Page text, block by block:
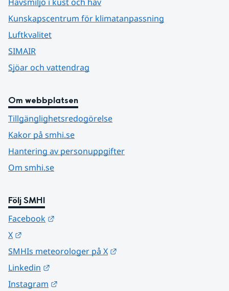
Kunskapscentrum för klimatanpassning
Luftkvalitet
SIMAIR
Sjöar och vattendrag
Om webbplatsen
Tillgänglighetsredogörelse
Kakor på smhi.se
Hantering av personuppgifter
Om smhi.se
Följ SMHI
Facebook
X
SMHIs meteorologer på X
Linkedin
Instagram